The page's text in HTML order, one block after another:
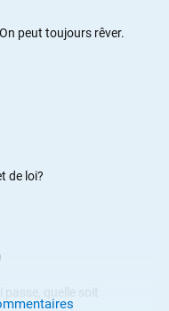
peut toujours rêver.
de loi?
quelle soit